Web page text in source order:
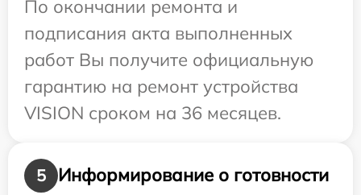
По окончании ремонта и
подписания акта выполненных
работ Вы получите официальную
гарантию на ремонт устройства
VISION сроком на 36 месяцев.
5
Информирование о готовности